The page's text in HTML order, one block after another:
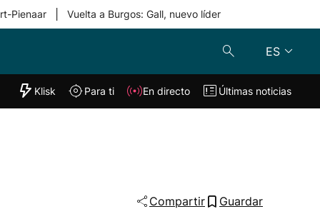
Pienaar Vuelta a Burgos: Gall, nuevo líder
ES
"Helmuga"
Klisk En directo
Klisk Para ti En directo Últimas noticias
Compartir Guardar